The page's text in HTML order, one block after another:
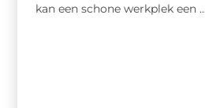
kan een schone werkplek een ...